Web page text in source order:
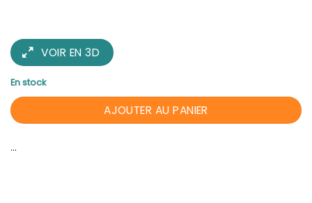
VOIR EN 3D
En stock
AJOUTER AU PANIER
...